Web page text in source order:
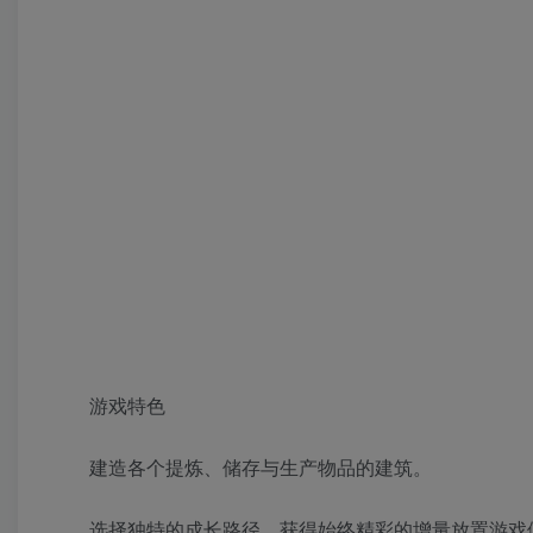
游戏特色
建造各个提炼、储存与生产物品的建筑。